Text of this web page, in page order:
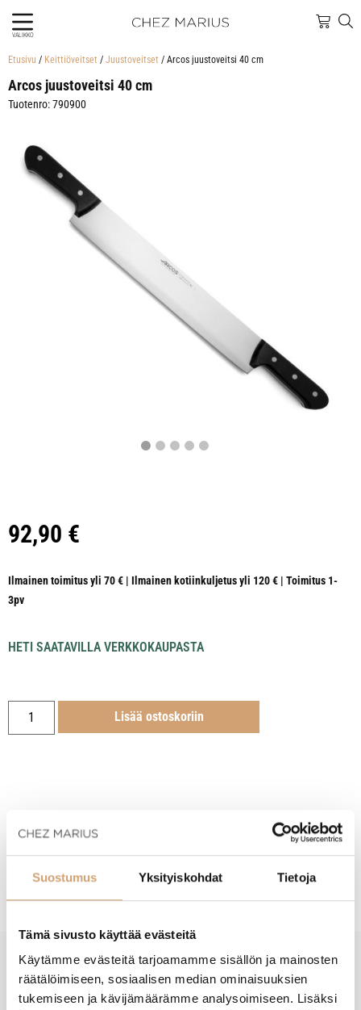
Suostumus Yksityiskohdat Tietoja
Tämä sivusto käyttää evästeitä
Käytämme evästeitä tarjoamamme sisällön ja mainosten
räätälöimiseen, sosiaalisen median ominaisuuksien
tukemiseen ja kävijämäärämme analysoimiseen. Lisäksi
VALIKKO
Etusivu / Keittiöveitset / Juustoveitset / Arcos juustoveitsi 40 cm
Arcos juustoveitsi 40 cm
Tuotenro: 790900
92,90 €
Ilmainen toimitus yli 70 € | Ilmainen kotiinkuljetus yli 120 € | Toimitus 1-
3pv
HETI SAATAVILLA VERKKOKAUPASTA
Lisää ostoskoriin
Tuotekuvaus
Hoito-ohjeet
- Tuotteesta ei ole vielä arvosteluja -
New content loaded